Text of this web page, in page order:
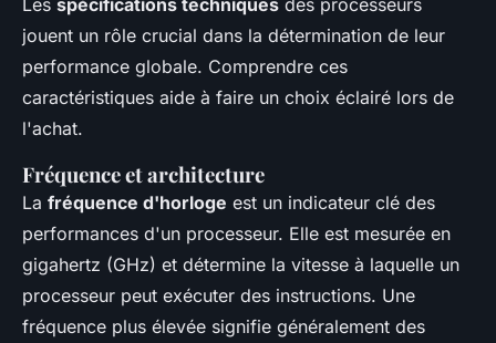
Les spécifications techniques des processeurs
jouent un rôle crucial dans la détermination de leur
performance globale. Comprendre ces
caractéristiques aide à faire un choix éclairé lors de
l'achat.
Fréquence et architecture
La fréquence d'horloge est un indicateur clé des
performances d'un processeur. Elle est mesurée en
gigahertz (GHz) et détermine la vitesse à laquelle un
processeur peut exécuter des instructions. Une
fréquence plus élevée signifie généralement des